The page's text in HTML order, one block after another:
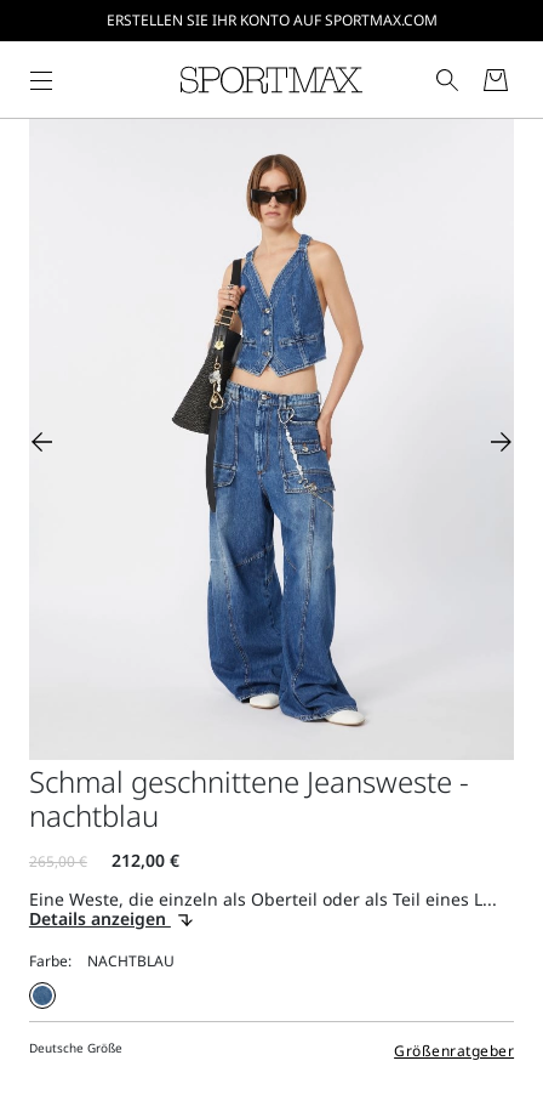
ERSTELLEN SIE IHR KONTO AUF SPORTMAX.COM
Schmal geschnittene Jeansweste -
nachtblau
Eine Weste, die einzeln als Oberteil oder als Teil eines L...
Details anzeigen
Farbe:
Deutsche Größe Größenratgeber